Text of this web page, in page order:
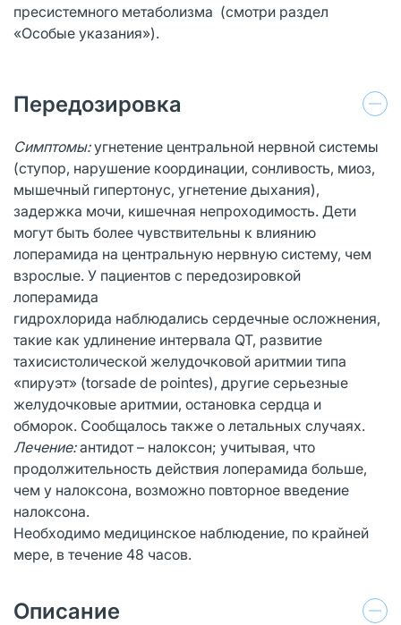
пресистемного метаболизма (смотри раздел
«Особые указания»).
Передозировка
Симптомы:угнетение центральной нервной системы
(ступор, нарушение координации, сонливость, миоз,
мышечный гипертонус, угнетение дыхания),
задержка мочи, кишечная непроходимость. Дети
могут быть более чувствительны к влиянию
лоперамида на центральную нервную систему, чем
взрослые. У пациентов с передозировкой
лоперамида
гидрохлорида наблюдались сердечные осложнения,
такие как удлинение интервала QT, развитие
тахисистолической желудочковой аритмии типа
«пируэт» (torsade de pointes), другие серьезные
желудочковые аритмии, остановка сердца и
обморок. Сообщалось также о летальных случаях.
Лечение:антидот – налоксон; учитывая, что
продолжительность действия лоперамида больше,
чем у налоксона, возможно повторное введение
налоксона.
Необходимо медицинское наблюдение, по крайней
мере, в течение 48 часов.
Описание